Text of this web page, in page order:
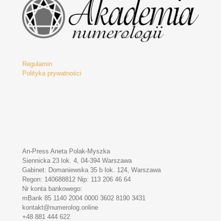
Regulamin
Polityka prywatności
An-Press Aneta Polak-Myszka
Siennicka 23 lok. 4, 04-394 Warszawa
Gabinet: Domaniewska 35 b lok. 124, Warszawa
Regon: 140688812 Nip: 113 206 46 64
Nr konta bankowego:
mBank 85 1140 2004 0000 3602 8190 3431
kontakt@numerolog.online
+48 881 444 622